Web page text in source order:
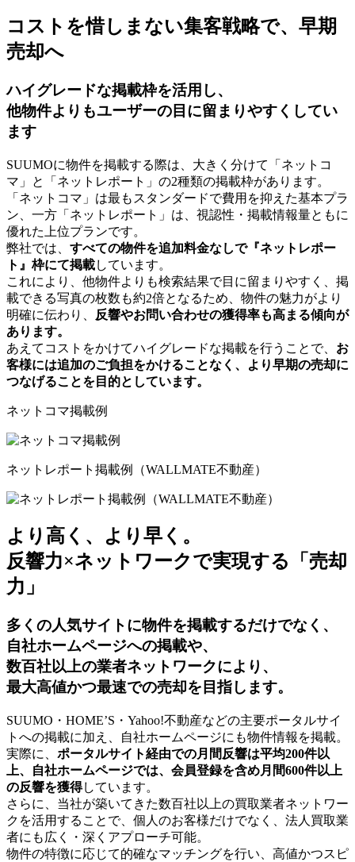
コストを惜しまない集客戦略で、早期
売却へ
ハイグレードな掲載枠を活用し、
他物件よりもユーザーの目に留まりやすくしてい
ます
SUUMOに物件を掲載する際は、大きく分けて「ネットコ
マ」と「ネットレポート」の2種類の掲載枠があります。
「ネットコマ」は最もスタンダードで費用を抑えた基本プラ
ン、一方「ネットレポート」は、視認性・掲載情報量ともに
優れた上位プランです。
弊社では、 すべての物件を追加料金なしで『ネットレポー
ト』枠にて掲載しています。
これにより、他物件よりも検索結果で目に留まりやすく、掲
載できる写真の枚数も約2倍となるため、物件の魅力がより
明確に伝わり、
反響やお問い合わせの獲得率も高まる傾向が
あります。
あえてコストをかけてハイグレードな掲載を行うことで、 お
客様には追加のご負担をかけることなく、より早期の売却に
つなげることを目的としています。
ネットコマ掲載例
ネットレポート掲載例（WALLMATE不動産）
より高く、より早く。
反響力×ネットワークで実現する「売却
力」
多くの人気サイトに物件を掲載するだけでなく、
自社ホームページへの掲載や、
数百社以上の業者ネットワークにより、
最大高値かつ最速での売却を目指します。
SUUMO・HOME’S・Yahoo!不動産などの主要ポータルサイ
トへの掲載に加え、自社ホームページにも物件情報を掲載。
実際に、 ポータルサイト経由での月間反響は平均200件以
上、自社ホームページでは、会員登録を含め月間600件以上
の反響を獲得しています。
さらに、当社が築いてきた数百社以上の買取業者ネットワー
クを活用することで、個人のお客様だけでなく、法人買取業
者にも広く・深くアプローチ可能。
物件の特徴に応じて的確なマッチングを行い、高値かつスピ